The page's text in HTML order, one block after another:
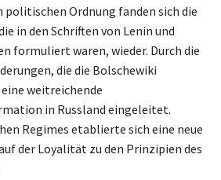
politischen Ordnung fanden sich die
in den Schriften von Lenin und
formuliert waren, wieder. Durch die
die die Bolschewiki
weitreichende
in Russland eingeleitet.
Regimes etablierte sich eine neue
der Loyalität zu den Prinzipien des